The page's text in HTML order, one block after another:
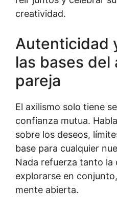
creatividad.
Autenticidad
las bases del
pareja
El axilismo solo tiene
confianza mutua.
sobre los deseos,
base para cualquier
Nada refuerza tanto la
explorarse en
mente abierta.